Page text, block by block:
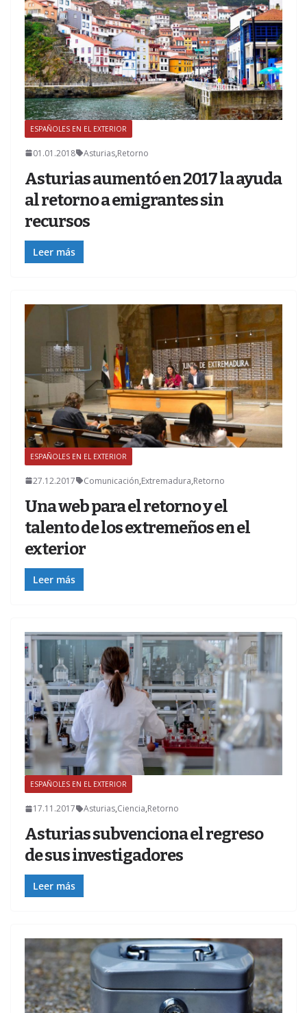
ESPAÑOLES EN EL EXTERIOR
01.01.2018 Asturias,Retorno
Asturias aumentó en 2017 la ayuda
al retorno a emigrantes sin
recursos
Leer más
ESPAÑOLES EN EL EXTERIOR
27.12.2017 Comunicación,Extremadura,Retorno
Una web para el retorno y el
talento de los extremeños en el
exterior
Leer más
ESPAÑOLES EN EL EXTERIOR
17.11.2017 Asturias,Ciencia,Retorno
Asturias subvenciona el regreso
de sus investigadores
Leer más